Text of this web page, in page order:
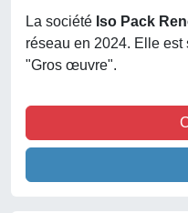
La société Iso Pack
réseau en 2024. Elle
"Gros œuvre".